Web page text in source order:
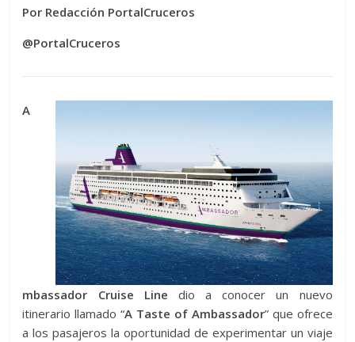
Por Redacción PortalCruceros
@PortalCruceros
A
mbassador Cruise Line dio a conocer un nuevo
itinerario llamado “A Taste of Ambassador” que ofrece
a los pasajeros la oportunidad de experimentar un viaje